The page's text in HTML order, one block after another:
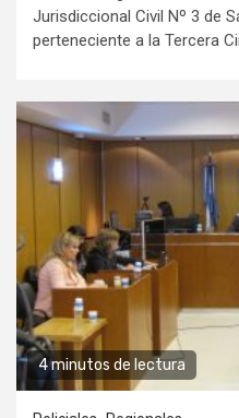
Jurisdiccional Civil Nº 3 de
perteneciente a la Tercera
4 minutos de lectura